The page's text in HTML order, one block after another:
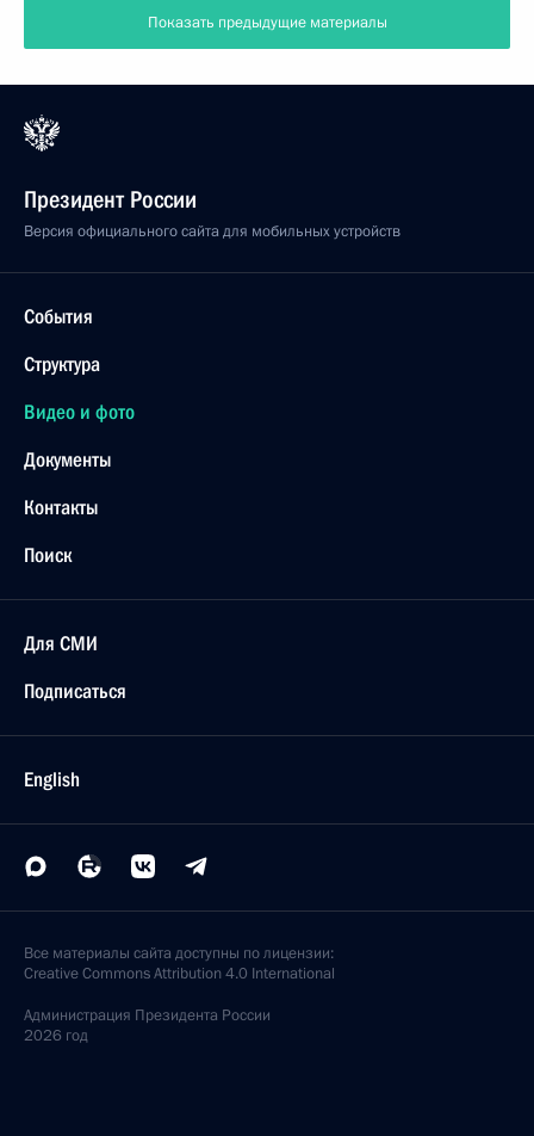
Показать предыдущие материалы
Президент России
Версия официального сайта для мобильных устройств
События
Структура
Видео и фото
Документы
Контакты
Поиск
Для СМИ
Подписаться
English
Все материалы сайта доступны по лицензии:
Creative Commons Attribution 4.0 International
Администрация Президента России
2026 год